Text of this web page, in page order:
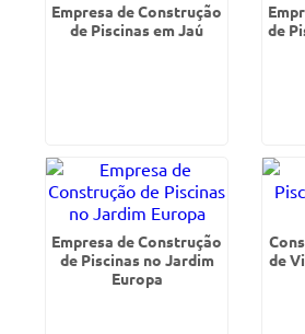
Empresa de Construção
de Piscinas em Jaú
de
Empresa de Construção
de Piscinas no Jardim
Europa
de